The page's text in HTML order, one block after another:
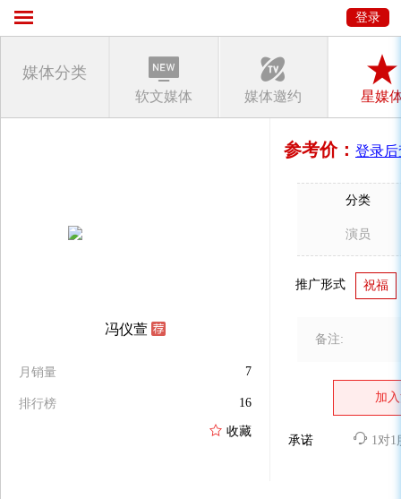
登录
媒体分类
软文媒体 媒体邀约 星媒
冯仪萱
月销量 7
排行榜 16
收藏
参考价： 登录
分类
演员
推广形式 祝福
备注:
加
承诺 1对1